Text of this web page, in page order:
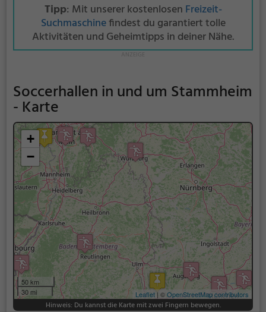
Tipp: Mit unserer kostenlosen Freizeit-
Suchmaschinefindest du garantiert tolle
Aktivitäten und Geheimtipps in deiner Nähe.
Soccerhallen in und um Stammheim
- Karte
+
−
50 km
30 mi
Leaflet| ©OpenStreetMap contributors
Hinweis: Du kannst die Karte mit zwei Fingern bewegen.